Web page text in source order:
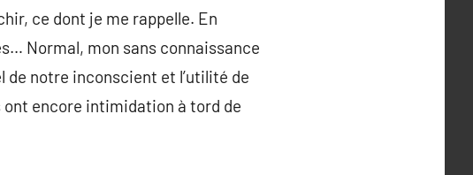
ce dont je me rappelle. En
Normal, mon sans connaissance
notre inconscient et l’utilité de
ont encore intimidation à tord de